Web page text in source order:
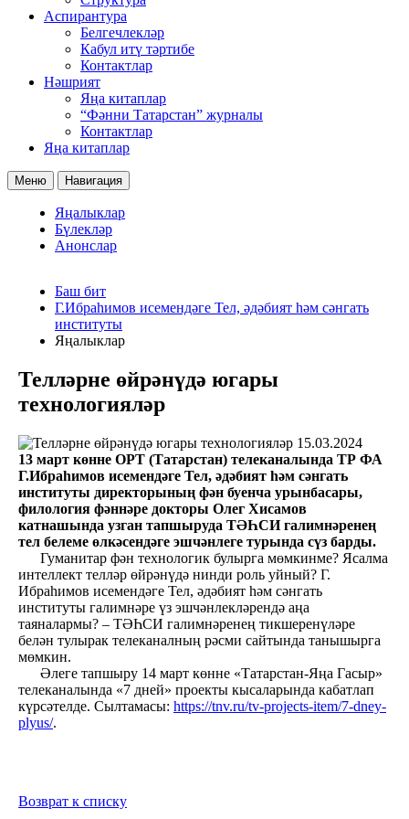
Аспирантура
Белгечлекләр
Кабул итү тәртибе
Контактлар
Нәшрият
Яңа китаплар
“Фәнни Татарстан” журналы
Контактлар
Яңа китаплар
Меню Навигация
Яңалыклар
Бүлекләр
Анонслар
Баш бит
Г.Ибраһимов исемендәге Тел, әдәбият һәм сәнгать
институты
Яңалыклар
Телләрне өйрәнүдә югары
технологияләр
15.03.2024
13 март көнне ОРТ (Татарстан) телеканалында ТР ФА
Г.Ибраһимов исемендәге Тел, әдәбият һәм сәнгать
институты директорының фән буенча урынбасары,
филология фәннәре докторы Олег Хисамов
катнашында узган тапшыруда ТӘҺСИ галимнәренең
тел белеме өлкәсендәге эшчәнлеге турында сүз барды.
Гуманитар фән технологик булырга мөмкинме? Ясалма
интеллект телләр өйрәнүдә нинди роль уйный? Г.
Ибраһимов исемендәге Тел, әдәбият һәм сәнгать
институты галимнәре үз эшчәнлекләрендә аңа
таяналармы? – ТӘҺСИ галимнәренең тикшеренүләре
белән тулырак телеканалның рәсми сайтында танышырга
мөмкин.
Әлеге тапшыру 14 март көнне «Татарстан-Яңа Гасыр»
телеканалында «7 дней» проекты кысаларында кабатлап
күрсәтелде. Сылтамасы: https://tnv.ru/tv-projects-item/7-dney-
plyus/.
Возврат к списку